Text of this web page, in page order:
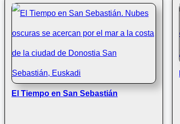
El Tiempo en San Sebastián